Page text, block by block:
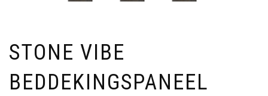
STONE VIBE
BEDDEKINGSPANEEL